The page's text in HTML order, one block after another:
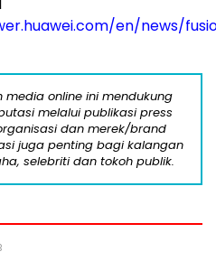
en/news/
media online ini mendukung
melalui publikasi press
dan merek/brand
juga penting bagi kalangan
selebriti dan tokoh publik.